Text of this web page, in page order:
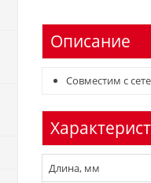
Описание
Совместим с
Длина, мм